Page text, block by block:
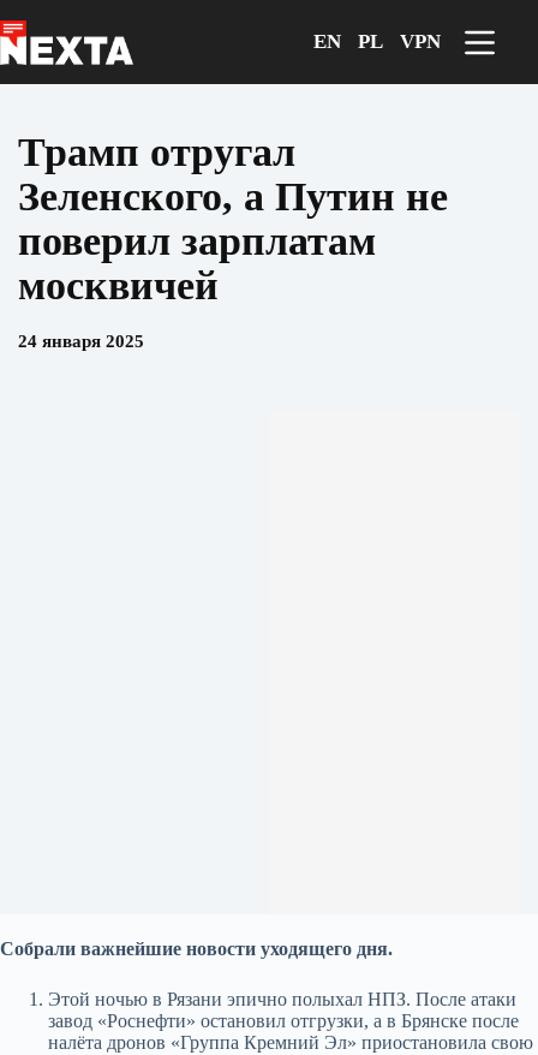
к
сути
EN PL VPN
Трамп отругал
Зеленского, а Путин не
поверил зарплатам
москвичей
24 января 2025
Собрали важнейшие новости уходящего дня.
Этой ночью в Рязани эпично полыхал НПЗ. После атаки
завод «Роснефти» остановил отгрузки, а в Брянске после
налёта дронов «Группа Кремний Эл» приостановила свою